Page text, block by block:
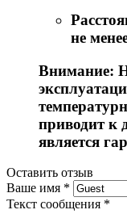
не
Внимание:
приводит к
является
Оставить отзыв
Ваше имя *
Текст сообщения *